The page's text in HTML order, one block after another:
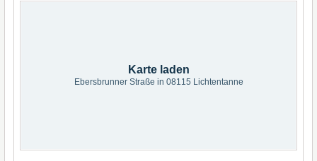
Karte laden
Ebersbrunner Straße in 08115 Lichtentanne